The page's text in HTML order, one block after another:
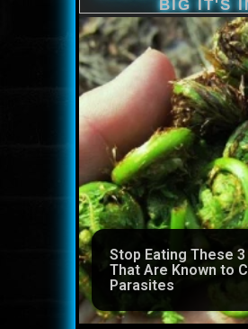
Stop Eating These
That Are Known to
Parasites